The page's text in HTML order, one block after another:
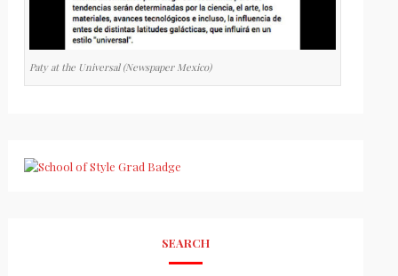
Paty at the Universal (Newspaper Mexico)
SEARCH